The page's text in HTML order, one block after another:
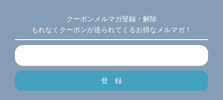
クーポンメルマガ登録・解除
もれなくクーポンが送られてくるお得なメルマガ！